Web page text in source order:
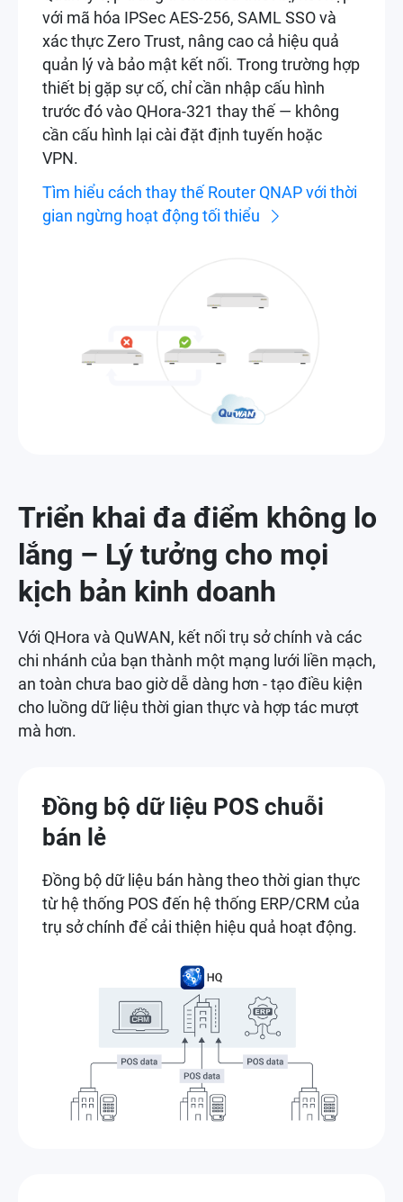
với mã hóa IPSec AES-256, SAML SSO và
xác thực Zero Trust, nâng cao cả hiệu quả
quản lý và bảo mật kết nối. Trong trường hợp
thiết bị gặp sự cố, chỉ cần nhập cấu hình
trước đó vào QHora-321 thay thế — không
cần cấu hình lại cài đặt định tuyến hoặc
VPN.
Tìm hiểu cách thay thế Router QNAP với thời
gian ngừng hoạt động tối thiểu
Triển khai đa điểm không lo
lắng – Lý tưởng cho mọi
kịch bản kinh doanh
Với QHora và QuWAN, kết nối trụ sở chính và các
chi nhánh của bạn thành một mạng lưới liền mạch,
an toàn chưa bao giờ dễ dàng hơn - tạo điều kiện
cho luồng dữ liệu thời gian thực và hợp tác mượt
mà hơn.
Đồng bộ dữ liệu POS chuỗi
bán lẻ
Đồng bộ dữ liệu bán hàng theo thời gian thực
từ hệ thống POS đến hệ thống ERP/CRM của
trụ sở chính để cải thiện hiệu quả hoạt động.